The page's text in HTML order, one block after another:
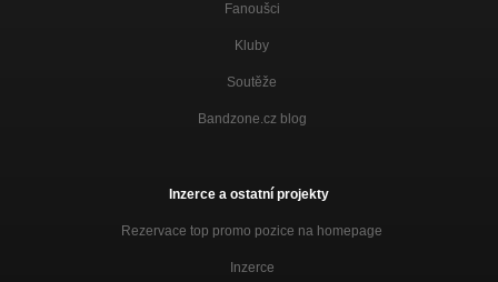
Fanoušci
Kluby
Soutěže
Bandzone.cz blog
Inzerce a ostatní projekty
Rezervace top promo pozice na homepage
Inzerce